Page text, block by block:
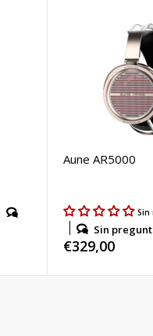
Aune AR5000
Sin
Sin
Precio
€329,00